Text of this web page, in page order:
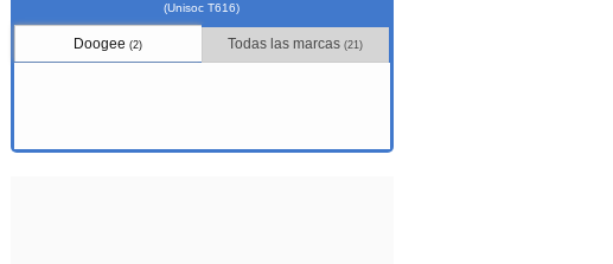
(Unisoc T616)
Doogee(2) Todas las marcas(21)